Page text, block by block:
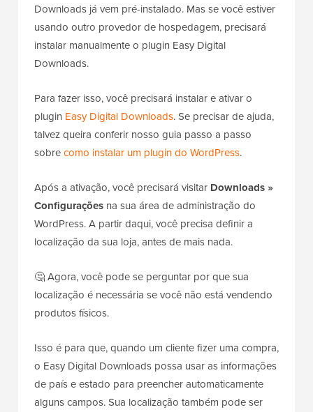
Downloads já vem pré-instalado. Mas se você estiver
usando outro provedor de hospedagem, precisará
instalar manualmente o plugin Easy Digital
Downloads.
Para fazer isso, você precisará instalar e ativar o
plugin Easy Digital Downloads. Se precisar de ajuda,
talvez queira conferir nosso guia passo a passo
sobrecomo instalar um plugin do WordPress.
Após a ativação, você precisará visitar Downloads »
Configurações na sua área de administração do
WordPress. A partir daqui, você precisa definir a
localização da sua loja, antes de mais nada.
🤔 Agora, você pode se perguntar por que sua
localização é necessária se você não está vendendo
produtos físicos.
Isso é para que, quando um cliente fizer uma compra,
o Easy Digital Downloads possa usar as informações
de país e estado para preencher automaticamente
alguns campos. Sua localização também pode ser